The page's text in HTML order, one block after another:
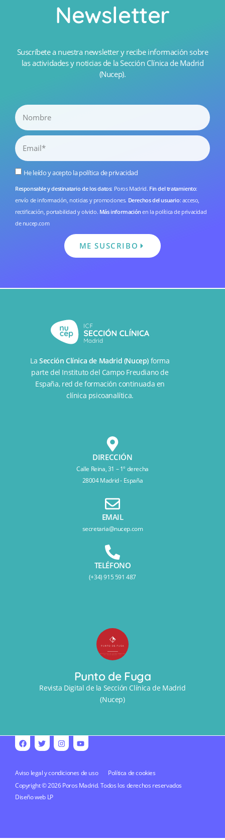
Newsletter
Suscríbete a nuestra newsletter y recibe información sobre
las actividades y noticias de la Sección Clínica de Madrid
(Nucep).
He leído y acepto lapolítica de privacidad
Responsable y destinatario de los datos: Poros Madrid. Fin del tratamiento:
envío de información, noticias y promociones. Derechos del usuario: acceso,
rectificación, portabilidad y olvido. Más información en la política de privacidad
de nucep.com
ME SUSCRIBO
LaSección Clínica de Madrid (Nucep) forma
parte del Instituto del Campo Freudiano de
España, red de formación continuada en
clínica psicoanalítica.
DIRECCIÓN
Calle Reina, 31 – 1º derecha
28004 Madrid - España
EMAIL
secretaria@nucep.com
TELÉFONO
(+34) 915 591 487
Punto de Fuga
Revista Digital de la Sección Clínica de Madrid
(Nucep)
Aviso legal y condiciones de uso
Política de cookies
Copyright © 2026 Poros Madrid. Todos los derechos reservados
Diseño web LP